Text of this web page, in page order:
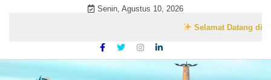
Senin, Agustus 10, 2026
Selamat Datang di